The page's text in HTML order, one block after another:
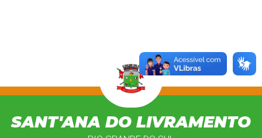
SANT'ANA DO LIVRAMENTO